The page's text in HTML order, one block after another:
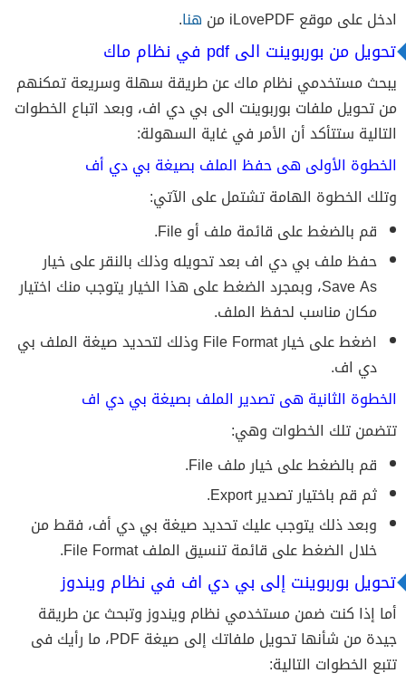
ادخل على موقع iLovePDF من
هنا.
تحويل من بوربوينت الى pdf في نظام ماك
يبحث مستخدمي نظام ماك عن طريقة سهلة وسريعة تمكنهم
من تحويل ملفات بوربوينت الى بي دي اف، وبعد اتباع الخطوات
التالية ستتأكد أن الأمر في غاية السهولة:
الخطوة الأولى هى حفظ الملف بصيغة بي دي أف
وتلك الخطوة الهامة تشتمل على الآتي:
قم بالضغط على قائمة ملف أو File.
حفظ ملف بي دي اف بعد تحويله وذلك بالنقر على خيار
Save As، وبمجرد الضغط على هذا الخيار يتوجب منك اختيار
مكان مناسب لحفظ الملف.
اضغط على خيار File Format وذلك لتحديد صيغة الملف بي
دي اف.
الخطوة الثانية هى تصدير الملف بصيغة بي دي اف
تتضمن تلك الخطوات وهي:
قم بالضغط على خيار ملف File.
ثم قم باختيار تصدير Export.
وبعد ذلك يتوجب عليك تحديد صيغة بي دي أف، فقط من
خلال الضغط على قائمة تنسيق الملف File Format.
تحويل بوربوينت إلى بي دي اف في نظام ويندوز
أما إذا كنت ضمن مستخدمي نظام ويندوز وتبحث عن طريقة
جيدة من شأنها تحويل ملفاتك إلى صيغة PDF، ما رأيك فى
تتبع الخطوات التالية: